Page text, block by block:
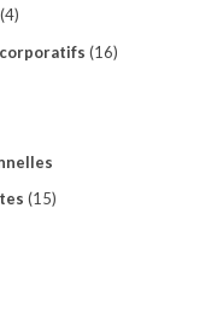
(4)
(16)
(15)